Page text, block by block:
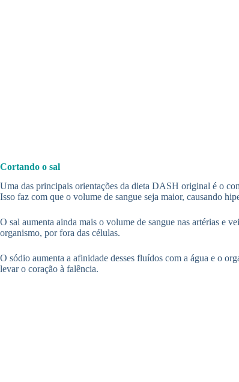
Cortando o sal
Uma das principais orientações da dieta DASH original é o
Isso faz com que o volume de sangue seja maior, causando
O sal aumenta ainda mais o volume de sangue nas artérias e
organismo, por fora das células.
O sódio aumenta a afinidade desses fluídos com a água e o
levar o coração à falência.